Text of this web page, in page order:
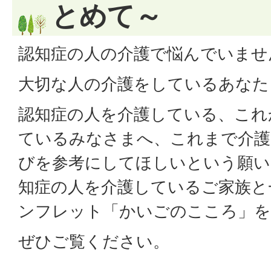
とめて～
認知症の人の介護で悩んでいま
大切な人の介護をしているあな
認知症の人を介護している、こ
ているみなさまへ、これまで介
びを参考にしてほしいという願
知症の人を介護しているご家族
ンフレット「かいごのこころ」
ぜひご覧ください。